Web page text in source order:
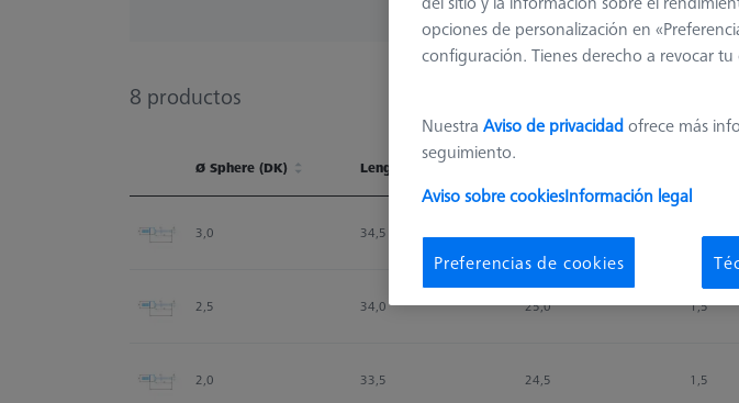
8 productos
Ø Sphere (DK) Length (L)
Length (L) Measuring Length Ø Shaft
3,0
34,5 2,0
2,5 34,0 25,0 1,5
2,0 33,5 24,5 1,5
opciones de personalización en
configuración. Tienes derecho a revocar
Nuestra Aviso de privacidadofrece más
seguimiento.
Aviso sobre cookiesInformación legal
Preferencias de cookies